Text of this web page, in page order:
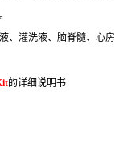
、灌洗液、脑脊髓、心房
的详细说明书